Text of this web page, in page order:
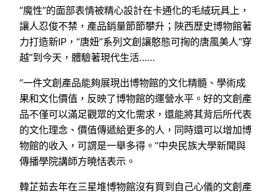
“魔性”的面部表情被精心設計在卡通化的毛絨玩具上，
讓人忍俊不禁，產品銷量節節攀升；陜西歷史博物館著
力打造新IP，“唐妞”系列文創讓憨態可掬的唐風美人“穿
越”到今天，體驗著現代生活……
“一件文創產品能夠展現出博物館的文化精髓、學術成
果和文化價值，反映了博物館的運營水平。好的文創產
品不僅可以滿足觀眾的文化需求，還能將其背后所代表
的文化理念、價值傳遞給更多的人，同時還可以增加博
物館的收入，可謂是一舉多得。”中央民族大學新聞與
傳播學院講師方曉恬表示。
韓芷茹去年在三星堆博物館沒有買到自己心儀的文創產